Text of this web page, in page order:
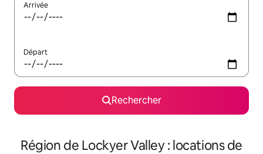
Arrivée
Départ
Rechercher
Région de Lockyer Valley : locations de